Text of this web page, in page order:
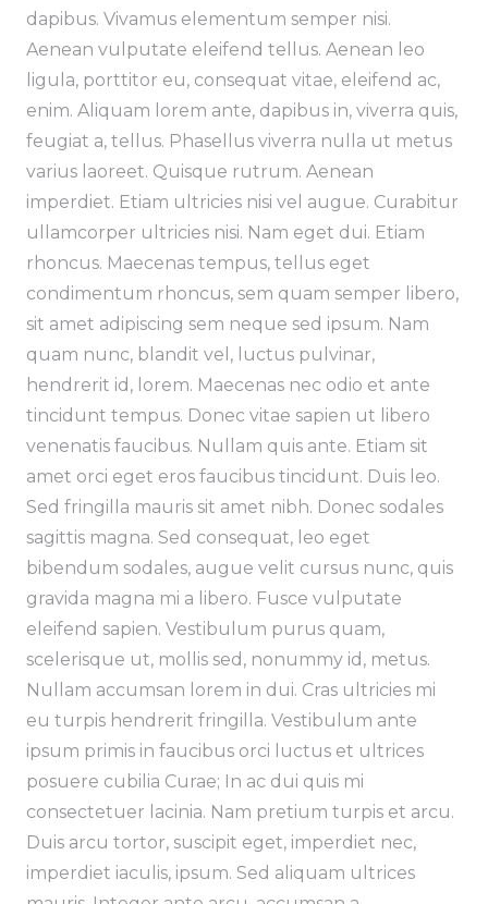
dapibus. Vivamus elementum semper nisi.
Aenean vulputate eleifend tellus. Aenean leo
ligula, porttitor eu, consequat vitae, eleifend ac,
enim. Aliquam lorem ante, dapibus in, viverra quis,
feugiat a, tellus. Phasellus viverra nulla ut metus
varius laoreet. Quisque rutrum. Aenean
imperdiet. Etiam ultricies nisi vel augue. Curabitur
ullamcorper ultricies nisi. Nam eget dui. Etiam
rhoncus. Maecenas tempus, tellus eget
condimentum rhoncus, sem quam semper libero,
sit amet adipiscing sem neque sed ipsum. Nam
quam nunc, blandit vel, luctus pulvinar,
hendrerit id, lorem. Maecenas nec odio et ante
tincidunt tempus. Donec vitae sapien ut libero
venenatis faucibus. Nullam quis ante. Etiam sit
amet orci eget eros faucibus tincidunt. Duis leo.
Sed fringilla mauris sit amet nibh. Donec sodales
sagittis magna. Sed consequat, leo eget
bibendum sodales, augue velit cursus nunc, quis
gravida magna mi a libero. Fusce vulputate
eleifend sapien. Vestibulum purus quam,
scelerisque ut, mollis sed, nonummy id, metus.
Nullam accumsan lorem in dui. Cras ultricies mi
eu turpis hendrerit fringilla. Vestibulum ante
ipsum primis in faucibus orci luctus et ultrices
posuere cubilia Curae; In ac dui quis mi
consectetuer lacinia. Nam pretium turpis et arcu.
Duis arcu tortor, suscipit eget, imperdiet nec,
imperdiet iaculis, ipsum. Sed aliquam ultrices